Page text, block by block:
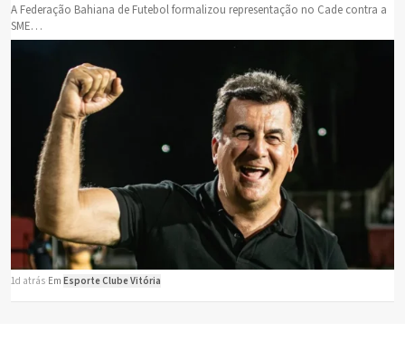
A Federação Bahiana de Futebol formalizou representação no Cade contra a
SME…
1d atrás Em Esporte Clube Vitória